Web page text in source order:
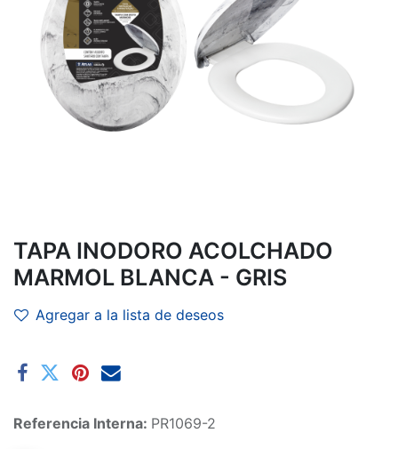
TAPA INODORO ACOLCHADO
MARMOL BLANCA - GRIS
Agregar a la lista de deseos
Referencia Interna: PR1069-2